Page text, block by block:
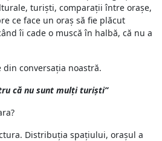
turiști, comparații între orașe,
ce face un oraș să fie plăcut
îi cade o muscă în halbă, că nu a
conversația noastră.
că nu sunt mulți turiști”
Distribuția spațiului, orașul a